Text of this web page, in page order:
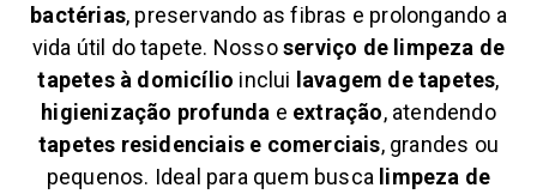
bactérias, preservando as fibras e prolongando a
vida útil do tapete. Nossoserviço de limpeza de
tapetes à domicílio inclui lavagem de tapetes,
higienização profunda e extração, atendendo
tapetes residenciais e comerciais, grandes ou
pequenos. Ideal para quem busca limpeza de